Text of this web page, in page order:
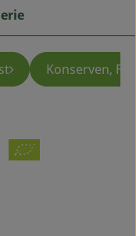
Konserven,